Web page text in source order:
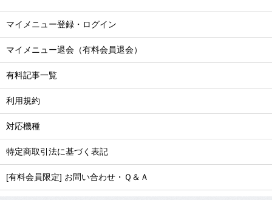
マイメニュー登録・ログイン
マイメニュー退会（有料会員退会）
有料記事一覧
利用規約
対応機種
特定商取引法に基づく表記
[有料会員限定] お問い合わせ・Ｑ＆Ａ